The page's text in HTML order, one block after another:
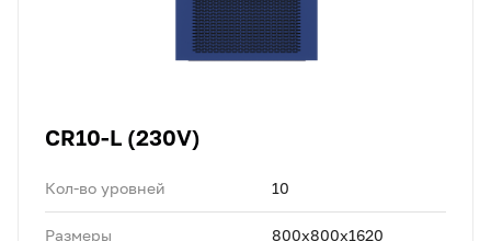
CR10-L (230V)
Кол-во уровней 10
Размеры 800x800x1620